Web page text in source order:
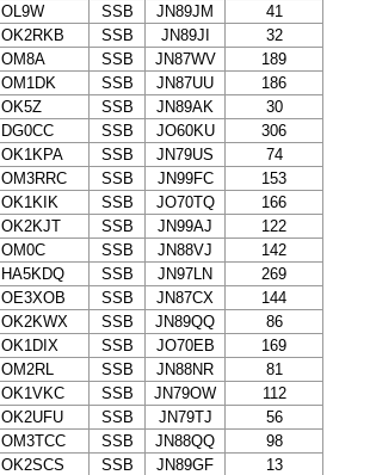
OL9W SSB JN89JM
41
OK2RKB SSB JN89JI
32
OM8A SSB JN87WV
189
OM1DK SSB JN87UU
186
OK5Z SSB JN89AK
30
DG0CC SSB JO60KU
306
OK1KPA SSB JN79US
74
OM3RRC SSB JN99FC
153
OK1KIK SSB JO70TQ
166
OK2KJT SSB JN99AJ
122
OM0C SSB JN88VJ
142
HA5KDQ SSB JN97LN
269
OE3XOB SSB JN87CX
144
OK2KWX SSB JN89QQ
86
OK1DIX SSB JO70EB
169
OM2RL SSB JN88NR
81
OK1VKC SSB JN79OW
112
OK2UFU SSB JN79TJ
56
OM3TCC SSB JN88QQ
98
OK2SCS SSB JN89GF
13